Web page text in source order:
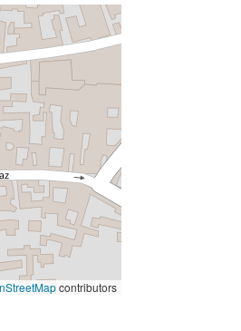
contributors